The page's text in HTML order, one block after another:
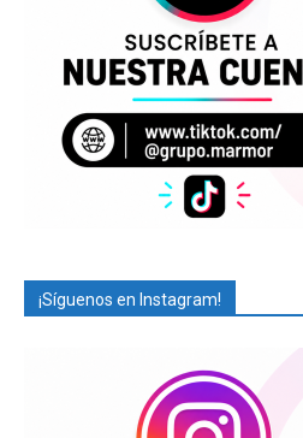
¡Síguenos en Instagram!